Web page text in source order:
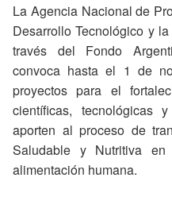
La Agencia Nacional de
Desarrollo Tecnológico y
través del Fondo
convoca hasta el 1 de
proyectos para el
científicas, tecnológicas
aporten al proceso de
Saludable y Nutritiva
alimentación humana.